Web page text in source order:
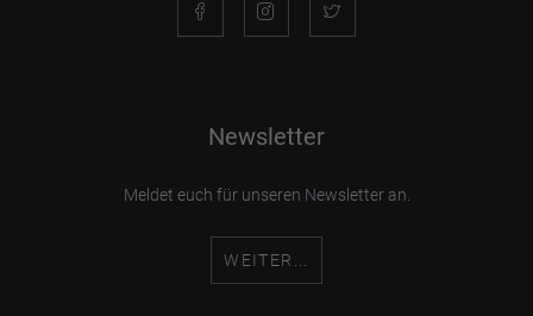
Newsletter
Meldet euch für unseren Newsletter an.
WEITER...